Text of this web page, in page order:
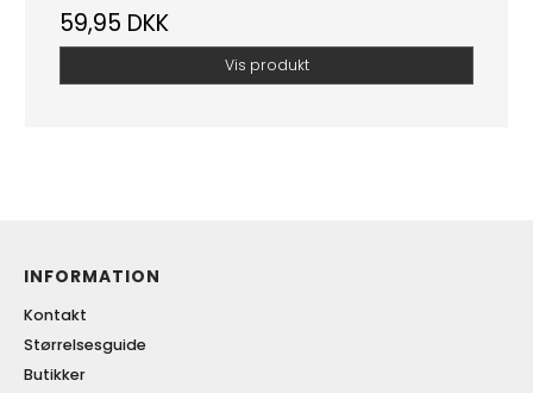
59,95 DKK
Vis produkt
INFORMATION
Kontakt
Størrelsesguide
Butikker